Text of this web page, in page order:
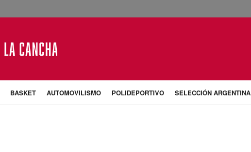
BASKET AUTOMOVILISMO POLIDEPORTIVO SELECCIÓN ARGENTINA